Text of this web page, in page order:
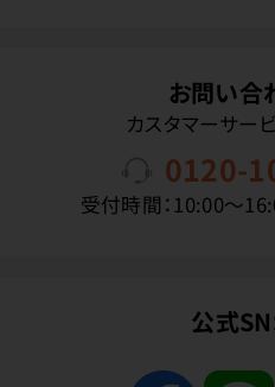
お問い合
カスタマーサー
0120-
受付時間：10:00〜
公式